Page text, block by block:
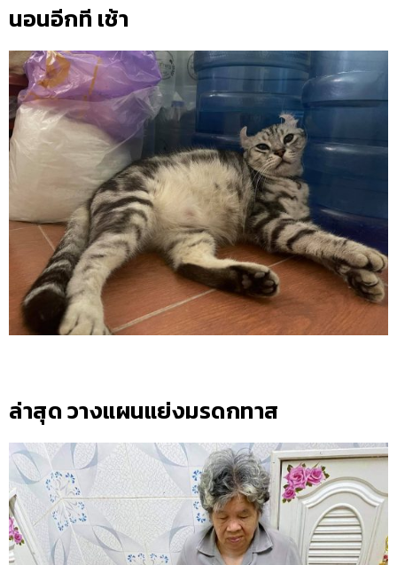
นอนอีกที เช้า
ล่าสุด วางแผนแย่งมรดกทาส